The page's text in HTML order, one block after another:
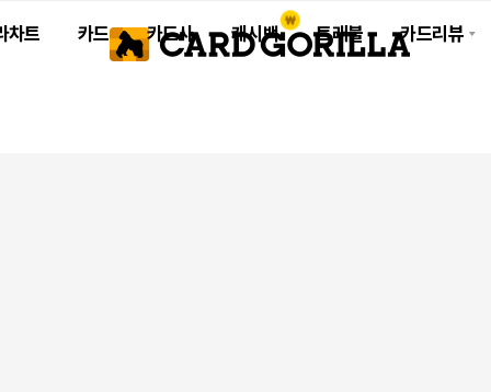
차트 카드 카드사 캐시백 트래블 카드리뷰